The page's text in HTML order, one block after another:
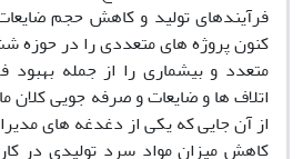
فرآیندهای تولید و کاهش حجم
کنون پروژه های متعددی را در حوزه
متعدد و بیشماری را از جمله بهبود
اتلاف ها و ضایعات و صرفه جویی
از آن جایی که یکی از دغدغه های
کاهش میزان مواد سرد تولیدی در